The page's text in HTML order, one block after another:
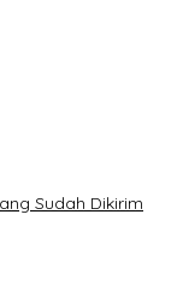
Sudah Dikirim